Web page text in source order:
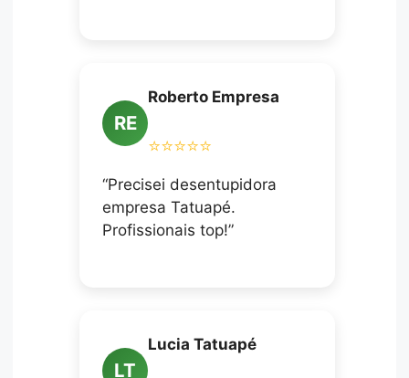
RE
Roberto Empresa
⭐⭐⭐⭐⭐
“Precisei desentupidora
empresa Tatuapé.
Profissionais top!”
LT
Lucia Tatuapé